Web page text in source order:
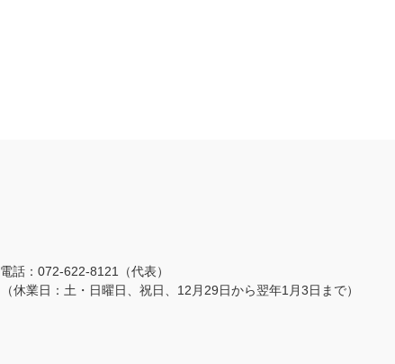
電話：072-622-8121（代表）
（休業日：土・日曜日、祝日、12月29日から翌年1月3日まで）